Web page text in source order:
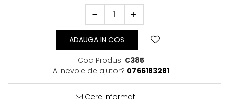
ADAUGA IN COS
Cod Produs: C385
Ai nevoie de ajutor? 0766183281
Cere informatii